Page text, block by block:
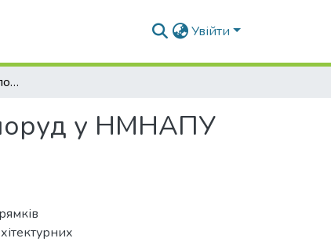
Увійти
Первинна оцінка мікопошкоджень дерев’яних споруд у НМНАПУ "Пирогів"
у НМНАПУ